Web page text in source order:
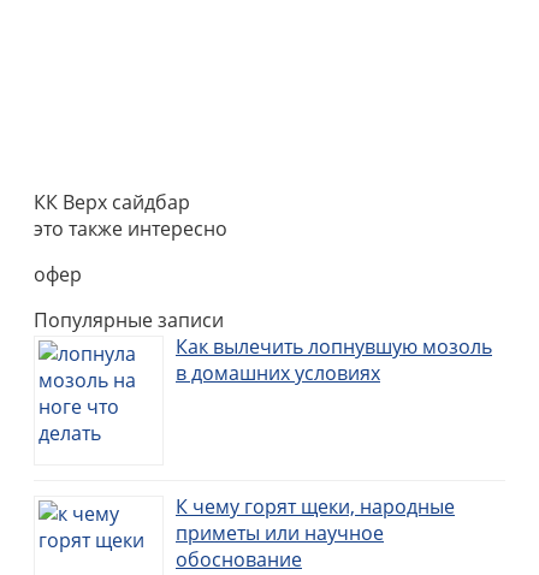
КК Верх сайдбар
это также интересно
офер
Популярные записи
Как вылечить лопнувшую мозоль
в домашних условиях
К чему горят щеки, народные
приметы или научное
обоснование